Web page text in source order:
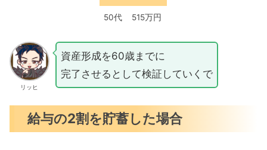
50代 515万円
リッヒ
資産形成を60歳までに
完了させるとして検証していくで
給与の2割を貯蓄した場合